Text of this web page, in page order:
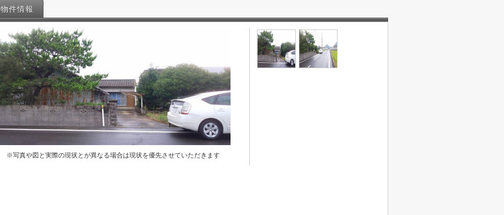
物件情報
※写真や図と実際の現状とが異なる場合は現状を優先させていただきます